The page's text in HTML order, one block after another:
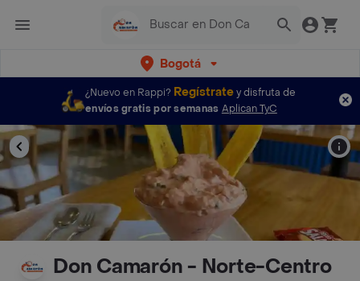
Bogotá
¿Nuevo en Rappi? Regístratey disfruta de
envíos gratis por semanas Aplican TyC
Don Camarón - Norte-Centro